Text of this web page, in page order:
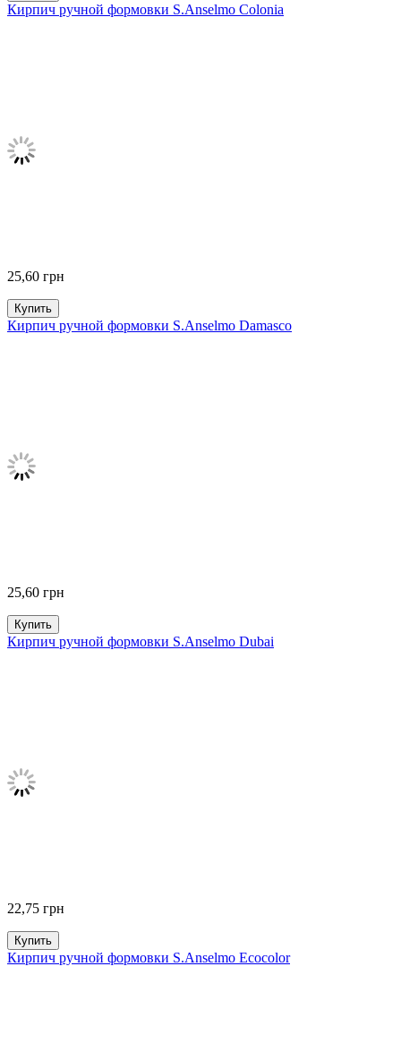
Кирпич ручной формовки S.Anselmo Colonia
25,60 грн
Купить
Кирпич ручной формовки S.Anselmo Damasco
25,60 грн
Купить
Кирпич ручной формовки S.Anselmo Dubai
22,75 грн
Купить
Кирпич ручной формовки S.Anselmo Ecocolor